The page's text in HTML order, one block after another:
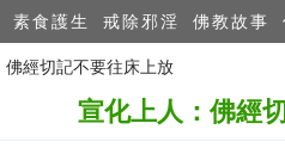
素食護生 戒除邪淫 佛教故事
佛經切記不要往床上放
宣化上人：佛經